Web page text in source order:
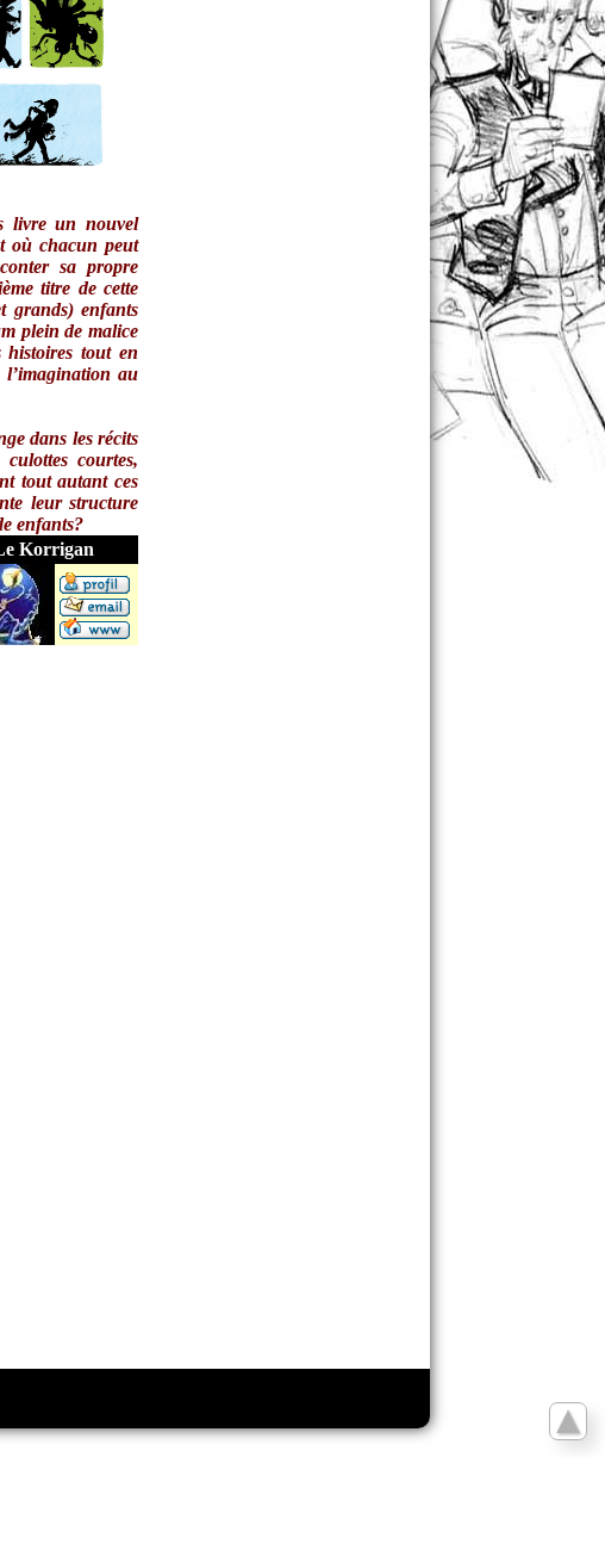
livre un nouvel
où chacun peut
sa propre
titre de cette
grands) enfants
plein de malice
histoires tout en
au
dans les récits
courtes,
tout autant ces
leur structure
enfants?
Korrigan